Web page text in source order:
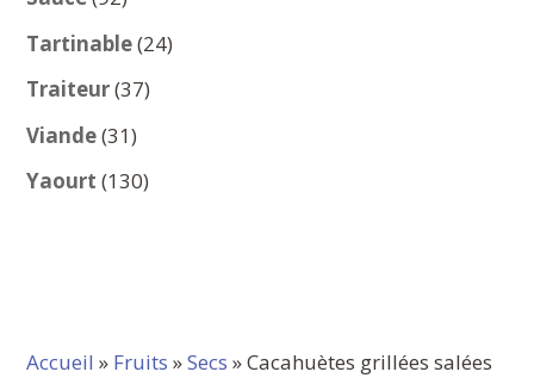
produits
Tartinable 2424
Traiteur 3737
Viande 3131
produits
Yaourt 130130
Accueil » Fruits »Secs » Cacahuètes grillées salées